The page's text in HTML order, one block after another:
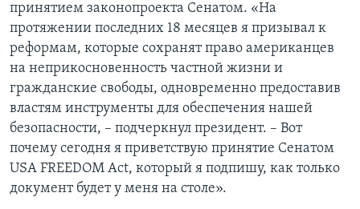
принятием законопроекта Сенатом. «На
протяжении последних 18 месяцев я призывал к
реформам, которые сохранят право американцев
на неприкосновенность частной жизни и
гражданские свободы, одновременно предоставив
властям инструменты для обеспечения нашей
безопасности, – подчеркнул президент. – Вот
почему сегодня я приветствую принятие Сенатом
USA FREEDOM Act, который я подпишу, как только
документ будет у меня на столе».